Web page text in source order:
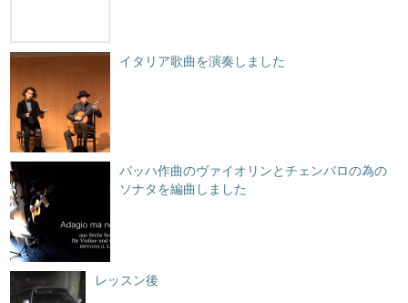
イタリア歌曲を演奏しました
バッハ作曲のヴァイオリンとチェンバロの為の
ソナタを編曲しました
レッスン後